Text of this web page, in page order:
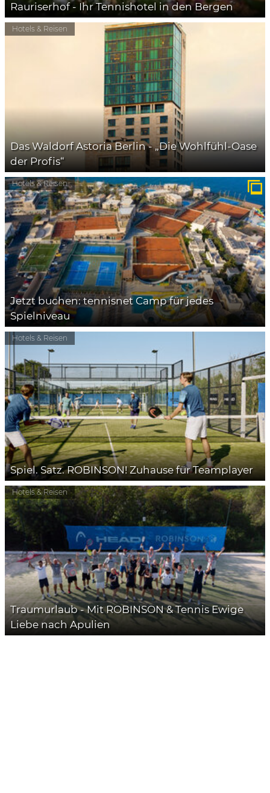
Rauriserhof - Ihr Tennishotel in den Bergen
Hotels & Reisen
Das Waldorf Astoria Berlin - „Die Wohlfühl-Oase
der Profis“
Hotels & Reisen
Jetzt buchen: tennisnet Camp für jedes
Spielniveau
Hotels & Reisen
Spiel. Satz. ROBINSON! Zuhause für Teamplayer
Hotels & Reisen
Traumurlaub - Mit ROBINSON & Tennis Ewige
Liebe nach Apulien